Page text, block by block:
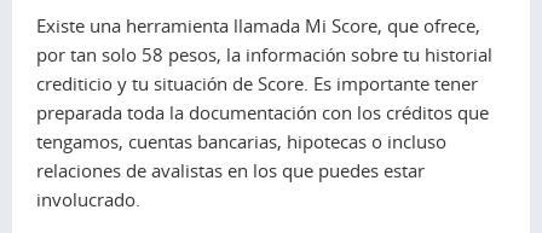
Existe una herramienta llamada Mi Score, que ofrece,
por tan solo 58 pesos, la información sobre tu historial
crediticio y tu situación de Score. Es importante tener
preparada toda la documentación con los créditos que
tengamos, cuentas bancarias, hipotecas o incluso
relaciones de avalistas en los que puedes estar
involucrado.